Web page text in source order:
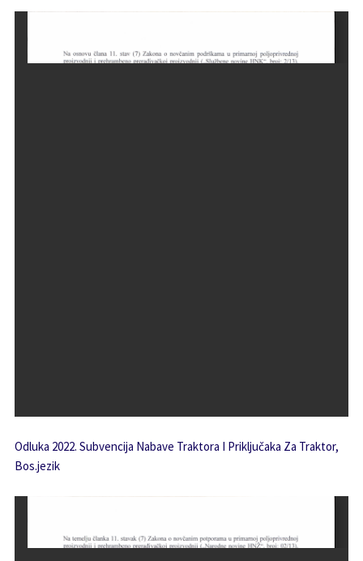
Odluka 2022. Subvencija Nabave Traktora I Priključaka Za Traktor,
Bos.jezik